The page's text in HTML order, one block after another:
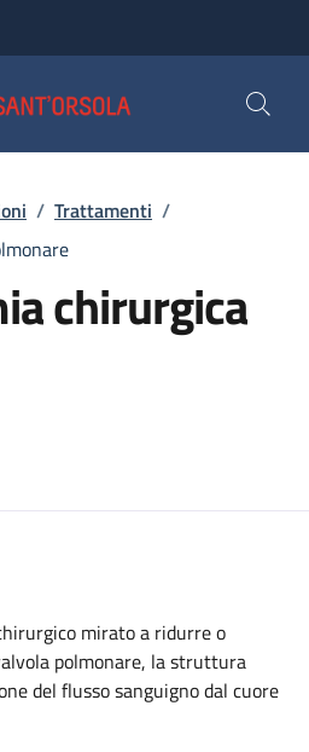
/ Trattamenti /
chirurgica
mirato a ridurre o
polmonare, la struttura
del flusso sanguigno dal cuore